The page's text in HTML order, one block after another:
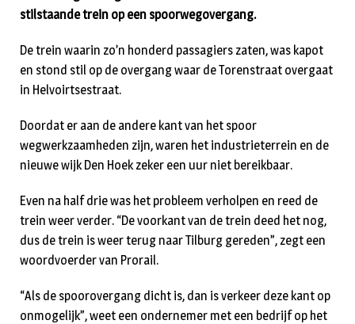
stilstaande trein op een spoorwegovergang.
De trein waarin zo’n honderd passagiers zaten, was kapot
en stond stil op de overgang waar de Torenstraat overgaat
in Helvoirtsestraat.
Doordat er aan de andere kant van het spoor
wegwerkzaamheden zijn, waren het industrieterrein en de
nieuwe wijk Den Hoek zeker een uur niet bereikbaar.
Even na half drie was het probleem verholpen en reed de
trein weer verder. “De voorkant van de trein deed het nog,
dus de trein is weer terug naar Tilburg gereden”, zegt een
woordvoerder van Prorail.
“Als de spoorovergang dicht is, dan is verkeer deze kant op
onmogelijk”, weet een ondernemer met een bedrijf op het